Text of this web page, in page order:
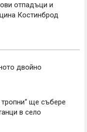
отпадъци и
Костинброд
двойно
ще събере
в село